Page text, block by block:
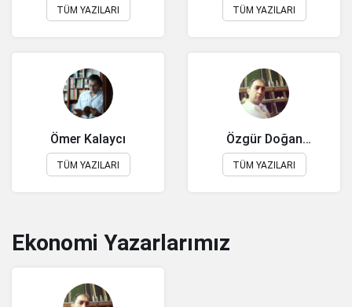
TÜM YAZILARI TÜM YAZILARI
Ömer Kalaycı
TÜM YAZILARI
Özgür Doğan
YILMAZ
TÜM YAZILARI
Ekonomi Yazarlarımız